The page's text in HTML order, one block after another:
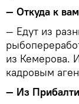
— Откуда к
— Едут из
из Кемерова.
кадровым
— Из